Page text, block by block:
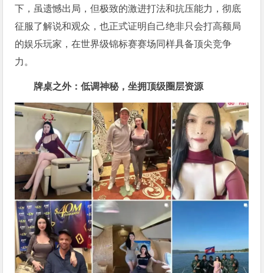
下，虽遗憾出局，但极致的激进打法和抗压能力，彻底
征服了解说和观众，也正式证明自己绝非只会打高额局
的娱乐玩家，在世界级锦标赛赛场同样具备顶尖竞争
力。
牌桌之外：低调神秘，坐拥顶级圈层资源